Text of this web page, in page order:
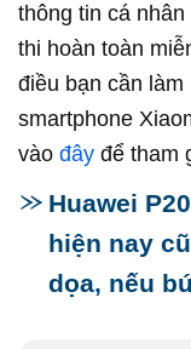
thông tin cá
thi hoàn toàn
điều bạn cần
smartphone
vào đây để tham
Huawei
hiện nay
dọa, nếu